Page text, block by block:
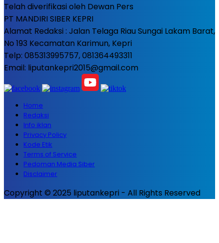
Telah diverifikasi oleh Dewan Pers
PT MANDIRI SIBER KEPRI
Alamat Redaksi : Jalan Telaga Riau Sungai Lakam Barat,
No 193 Kecamatan Karimun, Kepri
Telp: 085313995757, 081364493311
Email: liputankepri2015@gmail.com
Home
Redaksi
Info iklan
Privacy Policy
Kode Etik
Terms of Service
Pedoman Media Siber
Disclaimer
Copyright © 2025 liputankepri - All Rights Reserved